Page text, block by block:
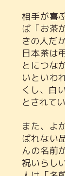
相手が喜
ば「お茶
きの人だ
日本茶は
とにつな
いといわ
くし、白
とされてい
また、よ
ばれない
んの名前
祝いらし